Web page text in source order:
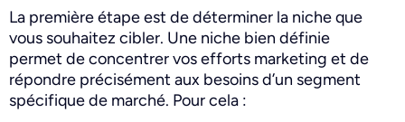
La première étape est de déterminer la niche que
vous souhaitez cibler. Une niche bien définie
permet de concentrer vos efforts marketing et de
répondre précisément aux besoins d’un segment
spécifique de marché. Pour cela :